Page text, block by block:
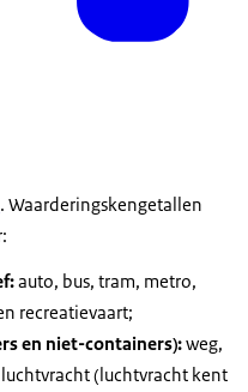
. Waarderingskengetallen
auto, bus, tram, metro,
recreatievaart;
en niet-containers):weg,
(luchtvracht kent